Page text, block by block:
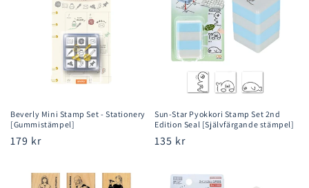
Beverly Mini Stamp Set - Stationery
[Gummistämpel]
Ordinarie
179 kr
Sun-Star Pyokkori Stamp Set 2nd
Edition Seal [Självfärgande stämpel]
Ordinarie
135 kr